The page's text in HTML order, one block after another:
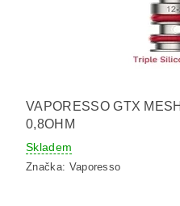
VAPORESSO GTX
0,8OHM
Skladem
Značka: Vaporesso